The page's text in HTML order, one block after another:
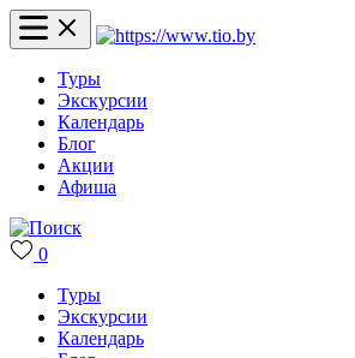
Туры
Экскурсии
Календарь
Блог
Акции
Афиша
0
Туры
Экскурсии
Календарь